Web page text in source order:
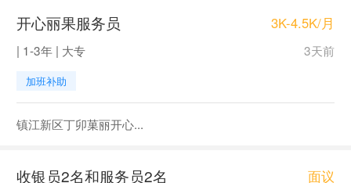
开心丽果服务员 3K-4.5K/月
| 1-3年 | 大专 3天前
加班补助
镇江新区丁卯菓丽开心...
收银员2名和服务员2名 面议